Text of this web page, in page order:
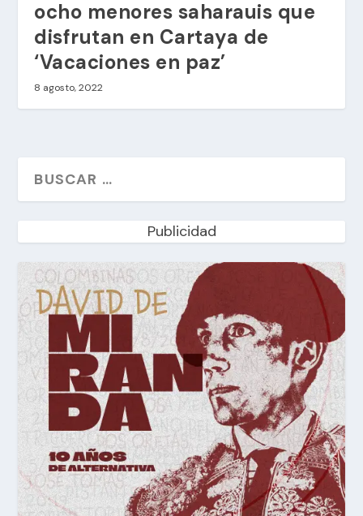
ocho menores saharauis que
disfrutan en Cartaya de
‘Vacaciones en paz’
8 agosto, 2022
Publicidad